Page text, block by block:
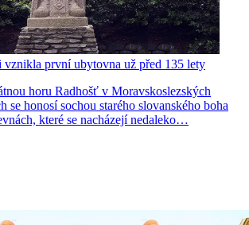
vznikla první ubytovna už před 135 lety
horu Radhošť v Moravskoslezských
se honosí sochou starého slovanského boha
které se nacházejí nedaleko…